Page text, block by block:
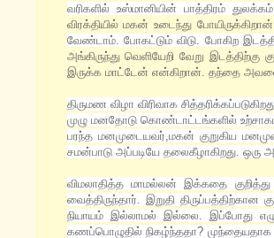
வரிகளில் உஸ்மானியின் பாத்திரம் துலக்கம்
விரக்தியில் மகன் உடைந்து
வேண்டாம். போகட்டும் விடு. போகிற
அங்கிருந்து வெளியேறி வேறு
இருக்க மாட்டேன் என்கிறான். தந்தை அவனை
திருமண விழா விரிவாக
முழு மனதோடு கொண்டாட்டங்களில்
பரந்த மனமுடையவர்,மகன் குறுகிய
சமன்பாடு அப்படியே தலைகீழாகிறது. ஒரு
விமலாதித்த மாமல்லன் இக்கதை குறித்து
வைத்திருந்தார். இறுதி
நியாயம் இல்லாமல் இல்லை. இப்போது
கணப்பொழுதில் நிகழ்ந்ததா?